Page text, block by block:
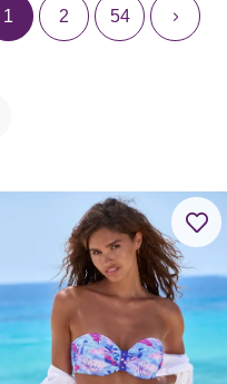
1 2 54